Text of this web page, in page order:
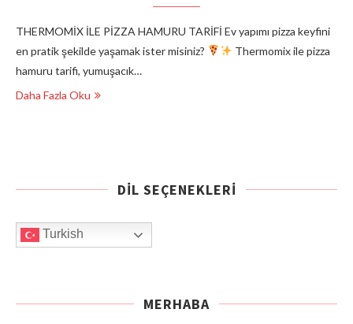
THERMOMİX İLE PİZZA HAMURU TARİFİ Ev yapımı pizza keyfini
en pratik şekilde yaşamak ister misiniz?
Thermomix ile pizza
hamuru tarifi, yumuşacık…
Daha Fazla Oku
DIL SEÇENEKLERI
Turkish
MERHABA